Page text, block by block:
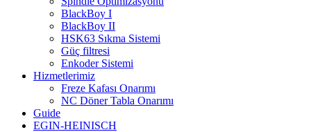
BlackBoy I
BlackBoy II
HSK63 Sıkma Sistemi
Güç filtresi
Enkoder Sistemi
Hizmetlerimiz
Freze Kafası Onarımı
NC Döner Tabla Onarımı
Guide
EGIN-HEINISCH